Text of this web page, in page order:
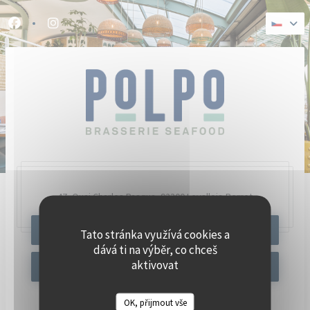
Panel pro správu cookies
Tato stránka využívá cookies a
dává ti na výběr, co chceš
aktivovat
OK, přijmout vše
Facebook ((otevře se v novém okně))
Instagram ((otevře se v novém okně))
47, Quai Charles Pasqua,92300 Levallois-Perret
REZERVOVAT STŮL
OFFER